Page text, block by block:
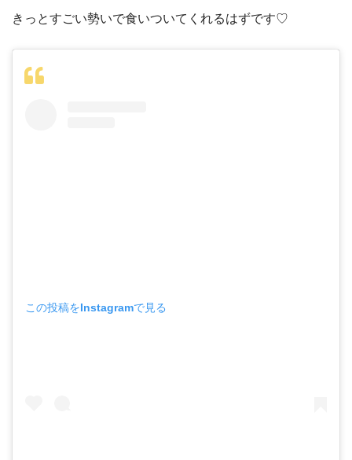
きっとすごい勢いで食いついてくれるはずです♡
この投稿をInstagramで見る